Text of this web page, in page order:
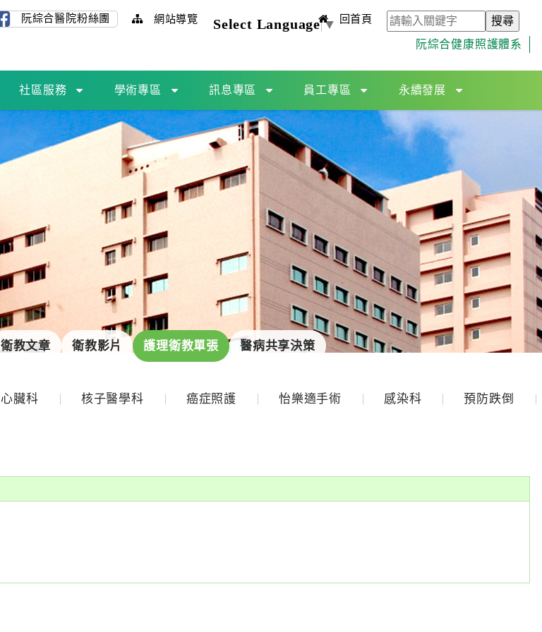
阮綜合醫院粉絲團 網站導覽 Select Language▼ 回首頁
阮綜合健康照護體系
社區服務 學術專區 訊息專區 員工專區 永續發展
衛教文章 衛教影片 護理衛教單張 醫病共享決策
心臟科 核子醫學科 癌症照護 怡樂適手術 感染科 預防跌倒